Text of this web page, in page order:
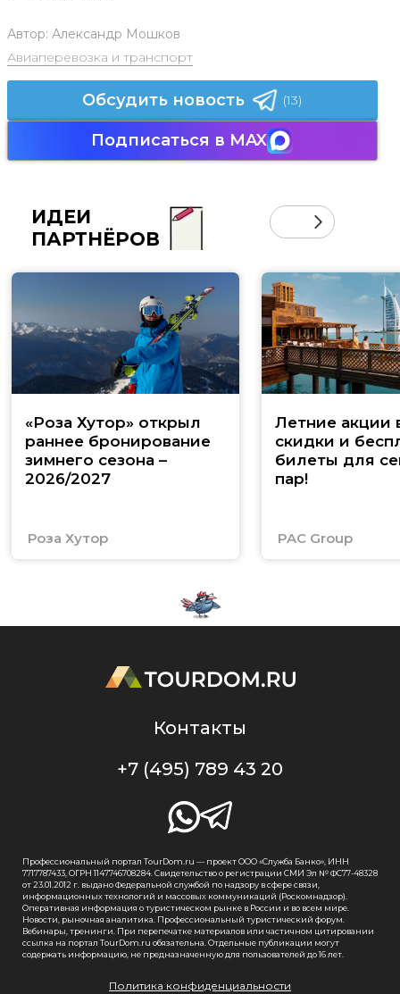
Автор: Александр Мошков
Авиаперевозка и транспорт
Обсудить новость (13)
Подписаться в MAX
ИДЕИ
ПАРТНЁРОВ
«Роза Хутор» открыл
раннее бронирование
зимнего сезона –
2026/2027
Роза Хутор
Летние акции
скидки и
билеты для
пар!
PAC Group
Контакты
+7 (495) 789 43 20
Профессиональный портал TourDom.ru — проект ООО «Служба Банко», ИНН
7717787433, ОГРН 1147746708284. Свидетельство о регистрации СМИ Эл № ФС77-48328
от 23.01.2012 г. выдано Федеральной службой по надзору в сфере связи,
информационных технологий и массовых коммуникаций (Роскомнадзор).
Оперативная информация о туристическом рынке в России и во всем мире.
Новости, рыночная аналитика. Профессиональный туристический форум.
Вебинары, тренинги. При перепечатке материалов или частичном цитировании
ссылка на портал TourDom.ru обязательна. Отдельные публикации могут
содержать информацию, не предназначенную для пользователей до 16 лет.
Политика конфиденциальности